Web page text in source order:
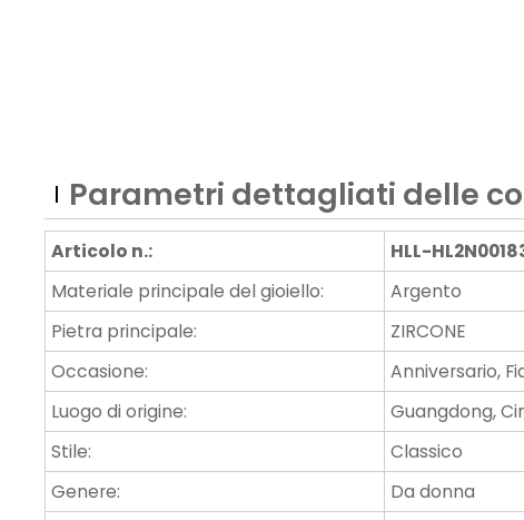
Parametri dettagliati delle
Articolo n.:
HLL-
Materiale principale del gioiello:
Argento
Pietra principale:
ZIRCONE
Occasione:
Anniversario,
Luogo di origine:
Guangdong,
Stile:
Classico
Genere:
Da donna